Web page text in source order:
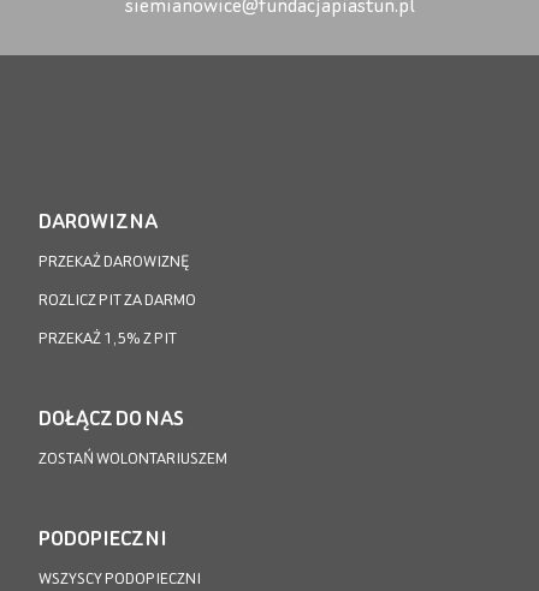
DAROWIZNA
PRZEKAŻ DAROWIZNĘ
ROZLICZ PIT ZA DARMO
PRZEKAŻ 1,5% Z PIT
DOŁĄCZ DO NAS
ZOSTAŃ WOLONTARIUSZEM
PODOPIECZNI
WSZYSCY PODOPIECZNI